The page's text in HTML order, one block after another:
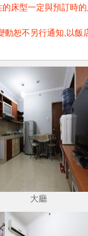
床型一定與預訂時
恕不另行通知,以飯
大廳